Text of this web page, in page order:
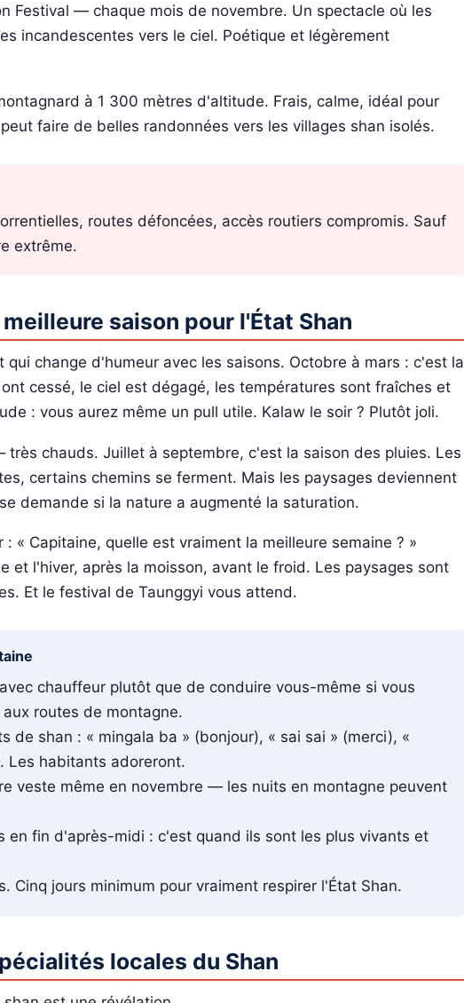
Festival — chaque mois de novembre. Un spectacle où les
incandescentes vers le ciel. Poétique et légèrement
à 1 300 mètres d'altitude. Frais, calme, idéal pour
faire de belles randonnées vers les villages shan isolés.
routes défoncées, accès routiers compromis. Sauf
extrême.
saison pour l'État Shan
qui change d'humeur avec les saisons. Octobre à mars : c'est la
cessé, le ciel est dégagé, les températures sont fraîches et
: vous aurez même un pull utile. Kalaw le soir ? Plutôt joli.
chauds. Juillet à septembre, c'est la saison des pluies. Les
certains chemins se ferment. Mais les paysages deviennent
demande si la nature a augmenté la saturation.
« Capitaine, quelle est vraiment la meilleure semaine ? »
et l'hiver, après la moisson, avant le froid. Les paysages sont
Et le festival de Taunggyi vous attend.
chauffeur plutôt que de conduire vous-même si vous
routes de montagne.
de shan : « mingala ba » (bonjour), « sai sai » (merci), «
Les habitants adoreront.
veste même en novembre — les nuits en montagne peuvent
en fin d'après-midi : c'est quand ils sont les plus vivants et
Cinq jours minimum pour vraiment respirer l'État Shan.
locales du Shan